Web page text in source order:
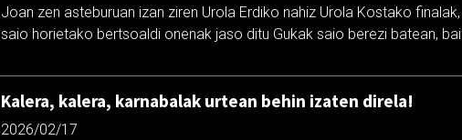
Joan zen asteburuan izan ziren Urola Erdiko nahiz Urola Kostako
saio horietako bertsoaldi onenak jaso ditu Gukak saio berezi batean,
Kalera, kalera, karnabalak urtean behin izaten direla!
2026/02/17